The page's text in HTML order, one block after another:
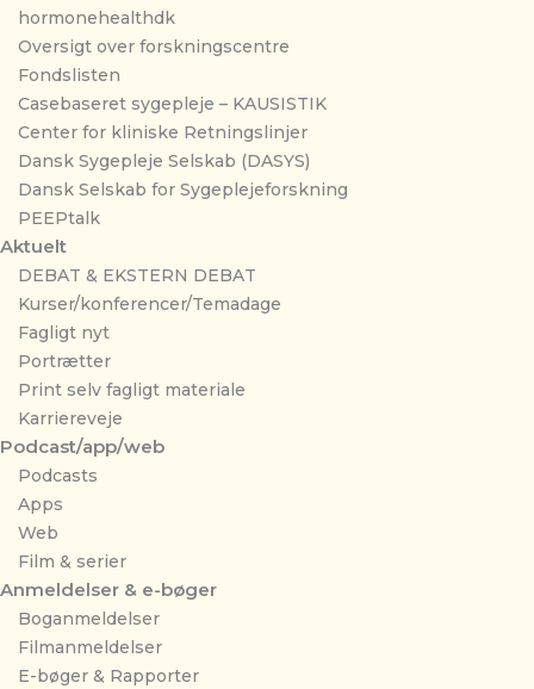
hormonehealthdk
Oversigt over forskningscentre
Fondslisten
Casebaseret sygepleje – KAUSISTIK
Center for kliniske Retningslinjer
Dansk Sygepleje Selskab (DASYS)
Dansk Selskab for Sygeplejeforskning
PEEPtalk
Aktuelt
DEBAT & EKSTERN DEBAT
Kurser/konferencer/Temadage
Fagligt nyt
Portrætter
Print selv fagligt materiale
Karriereveje
Podcast/app/web
Podcasts
Apps
Web
Film & serier
Anmeldelser & e-bøger
Boganmeldelser
Filmanmeldelser
E-bøger & Rapporter